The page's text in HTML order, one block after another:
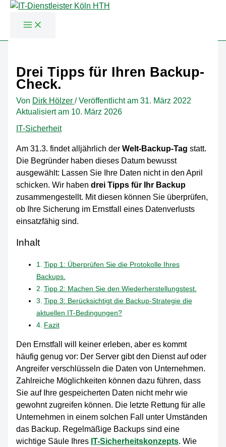
springen
Drei Tipps für Ihren Backup-
Check.
Von Dirk Hölzer /Veröffentlicht am 31. März 2022
Aktualisiert am 10. März 2026
IT-Sicherheit
Am 31.3. findet alljährlich der Welt-Backup-Tag statt.
Die Begründer haben dieses Datum bewusst
ausgewählt: Lassen Sie Ihre Daten nicht in den April
schicken. Wir haben drei Tipps für Ihr Backup
zusammengestellt. Mit diesen können Sie überprüfen,
ob Ihre Sicherung im Ernstfall eines Datenverlusts
einsatzfähig sind.
Inhalt
Tipp 1: Überprüfen Sie die Protokolle Ihres
Backups.
Tipp 2: Machen Sie den Wiederherstellungstest.
Tipp 3: Berücksichtigt die Backup-Strategie die
aktuellen IT-Bedingungen?
Fazit
Den Ernstfall will keiner erleben, aber es kommt
häufig genug vor: Der Server gibt den Dienst auf oder
Angreifer verschlüsseln die Daten von Unternehmen.
Zahlreiche Möglichkeiten können dazu führen, dass
Sie auf Ihre gespeicherten Daten nicht mehr wie
gewohnt zugreifen können. Die letzte Rettung für alle
Unternehmen in einem solchen Fall unter Umständen
das Backup. Regelmäßige Backups sind eine
wichtige Säule Ihres IT-Sicherheitskonzepts. Wie